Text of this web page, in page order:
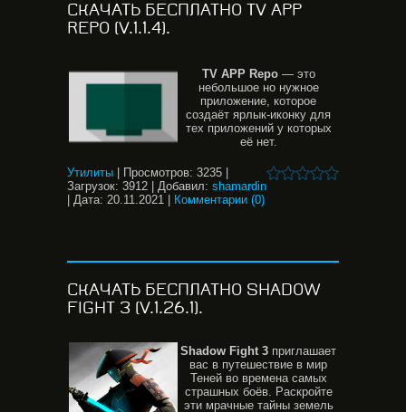
СКАЧАТЬ БЕСПЛАТНО TV APP
REPO (V.1.1.4).
TV APP Repo— это
небольшое но нужное
приложение, которое
создаёт ярлык-иконку для
тех приложений у которых
её нет.
Утилиты Просмотров: 3235
Загрузок: 3912 Добавил: shamardin
Дата: 20.11.2021 Комментарии (0)
СКАЧАТЬ БЕСПЛАТНО SHADOW
FIGHT 3 (V.1.26.1).
Shadow Fight 3 приглашает
вас в путешествие в мир
Теней во времена самых
страшных боёв. Раскройте
эти мрачные тайны земель